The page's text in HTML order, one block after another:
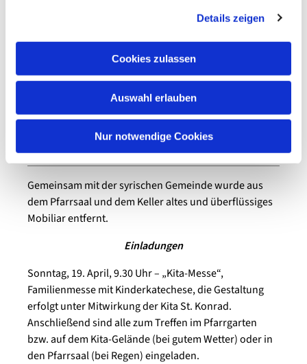
Details zeigen
Cookies zulassen
Auswahl erlauben
Nur notwendige Cookies
der soll dir den Kopf
zertreten, und du wird
ihn in die Ferse
stechen.“
Am 1. März haben wir
nach nur sechs Wochen Bauzeit die Gemeinderäume
im Turm endgültig in eine Wohnung umgewandelt.
Gemeinsam mit der syrischen Gemeinde wurde aus
dem Pfarrsaal und dem Keller altes und überflüssiges
Mobiliar entfernt.
Einladungen
Sonntag, 19. April, 9.30 Uhr – „Kita-Messe“,
Familienmesse mit Kinderkatechese, die Gestaltung
erfolgt unter Mitwirkung der Kita St. Konrad.
Anschließend sind alle zum Treffen im Pfarrgarten
bzw. auf dem Kita-Gelände (bei gutem Wetter) oder in
den Pfarrsaal (bei Regen) eingeladen.